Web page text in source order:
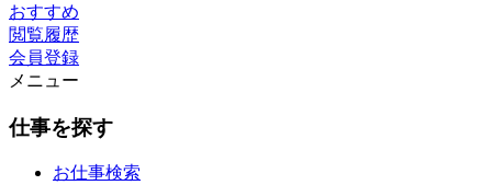
おすすめ
閲覧履歴
会員登録
メニュー
仕事を探す
お仕事検索